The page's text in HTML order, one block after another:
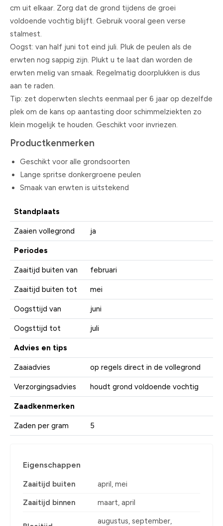
cm uit elkaar. Zorg dat de grond tijdens de groei
voldoende vochtig blijft. Gebruik vooral geen verse
stalmest.
Oogst: van half juni tot eind juli. Pluk de peulen als de
erwten nog sappig zijn. Plukt u te laat dan worden de
erwten melig van smaak. Regelmatig doorplukken is dus
aan te raden.
Tip: zet doperwten slechts eenmaal per 6 jaar op dezelfde
plek om de kans op aantasting door schimmelziekten zo
klein mogelijk te houden. Geschikt voor invriezen.
Productkenmerken
Geschikt voor alle grondsoorten
Lange spritse donkergroene peulen
Smaak van erwten is uitstekend
Standplaats
Zaaien vollegrond ja
Periodes
Zaaitijd buiten van februari
Zaaitijd buiten tot mei
Oogsttijd van juni
Oogsttijd tot juli
Advies en tips
Zaaiadvies op regels direct in de vollegrond
Verzorgingsadvies houdt grond voldoende vochtig
Zaadkenmerken
Zaden per gram 5
Eigenschappen
Zaaitijd buiten april, mei
Zaaitijd binnen maart, april
augustus, september,